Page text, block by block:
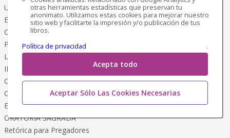
otras herramientas estadísticas que preservan tu
anonimato. Utilizamos estas cookies para mejorar nuestro
sitio web y facilitarte la impresión y/o publicación de tus
libros.
Política de privacidad
.
Acepta todo
Aceptar Sólo Las Cookies Necesarias
Um estilo de Vida Saudável
EMAGRECER
Coragem, Ousadia e Conquista
Pássaros Encantados da AMAZÔNIA
Livro de Colorir
INVENCÍVEL
Caminho da Estratégia de Miyamoto Musashi
CIÊNCIA OCULTA
Esoterismo - Magia Sociedades Secretas
ORATÓRIA SAGRADA
Retórica para Pregadores